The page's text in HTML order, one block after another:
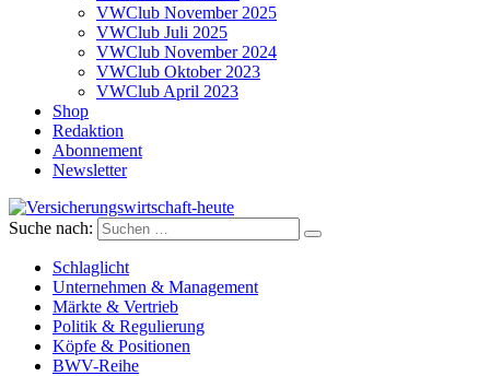
VWClub November 2025
VWClub Juli 2025
VWClub November 2024
VWClub Oktober 2023
VWClub April 2023
Shop
Redaktion
Abonnement
Newsletter
Versicherungswirtschaft-heute
Suche nach:
Schlaglicht
Unternehmen & Management
Märkte & Vertrieb
Politik & Regulierung
Köpfe & Positionen
BWV-Reihe